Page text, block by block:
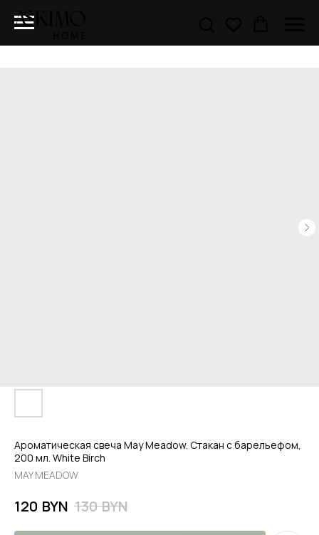
Ароматическая свеча May Meadow. Стакан с барельефом,
200 мл. White Birch
MAY MEADOW
120 BYN 130 BYN